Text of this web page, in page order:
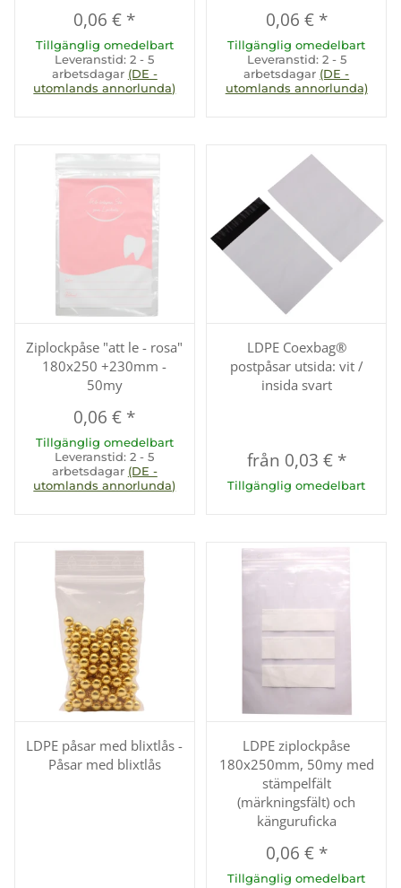
0,06 € *
Tillgänglig omedelbart
Leveranstid:2 - 5
arbetsdagar (DE -
utomlands annorlunda)
0,06 € *
Tillgänglig omedelbart
Leveranstid: 2 - 5
arbetsdagar (DE -
utomlands annorlunda)
Ziplockpåse "att le - rosa"
180x250 +230mm -
50my
0,06 € *
Tillgänglig omedelbart
Leveranstid:2 - 5
arbetsdagar (DE -
utomlands annorlunda)
LDPE Coexbag®
postpåsar utsida: vit /
insida svart
från 0,03 € *
Tillgänglig omedelbart
LDPE påsar med blixtlås -
Påsar med blixtlås
LDPE ziplockpåse
180x250mm, 50my med
stämpelfält
(märkningsfält) och
känguruficka
0,06 € *
Tillgänglig omedelbart